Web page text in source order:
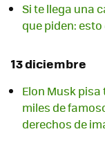
Si te llega una
que piden:
13 diciembre
Elon Musk
miles de
derechos de